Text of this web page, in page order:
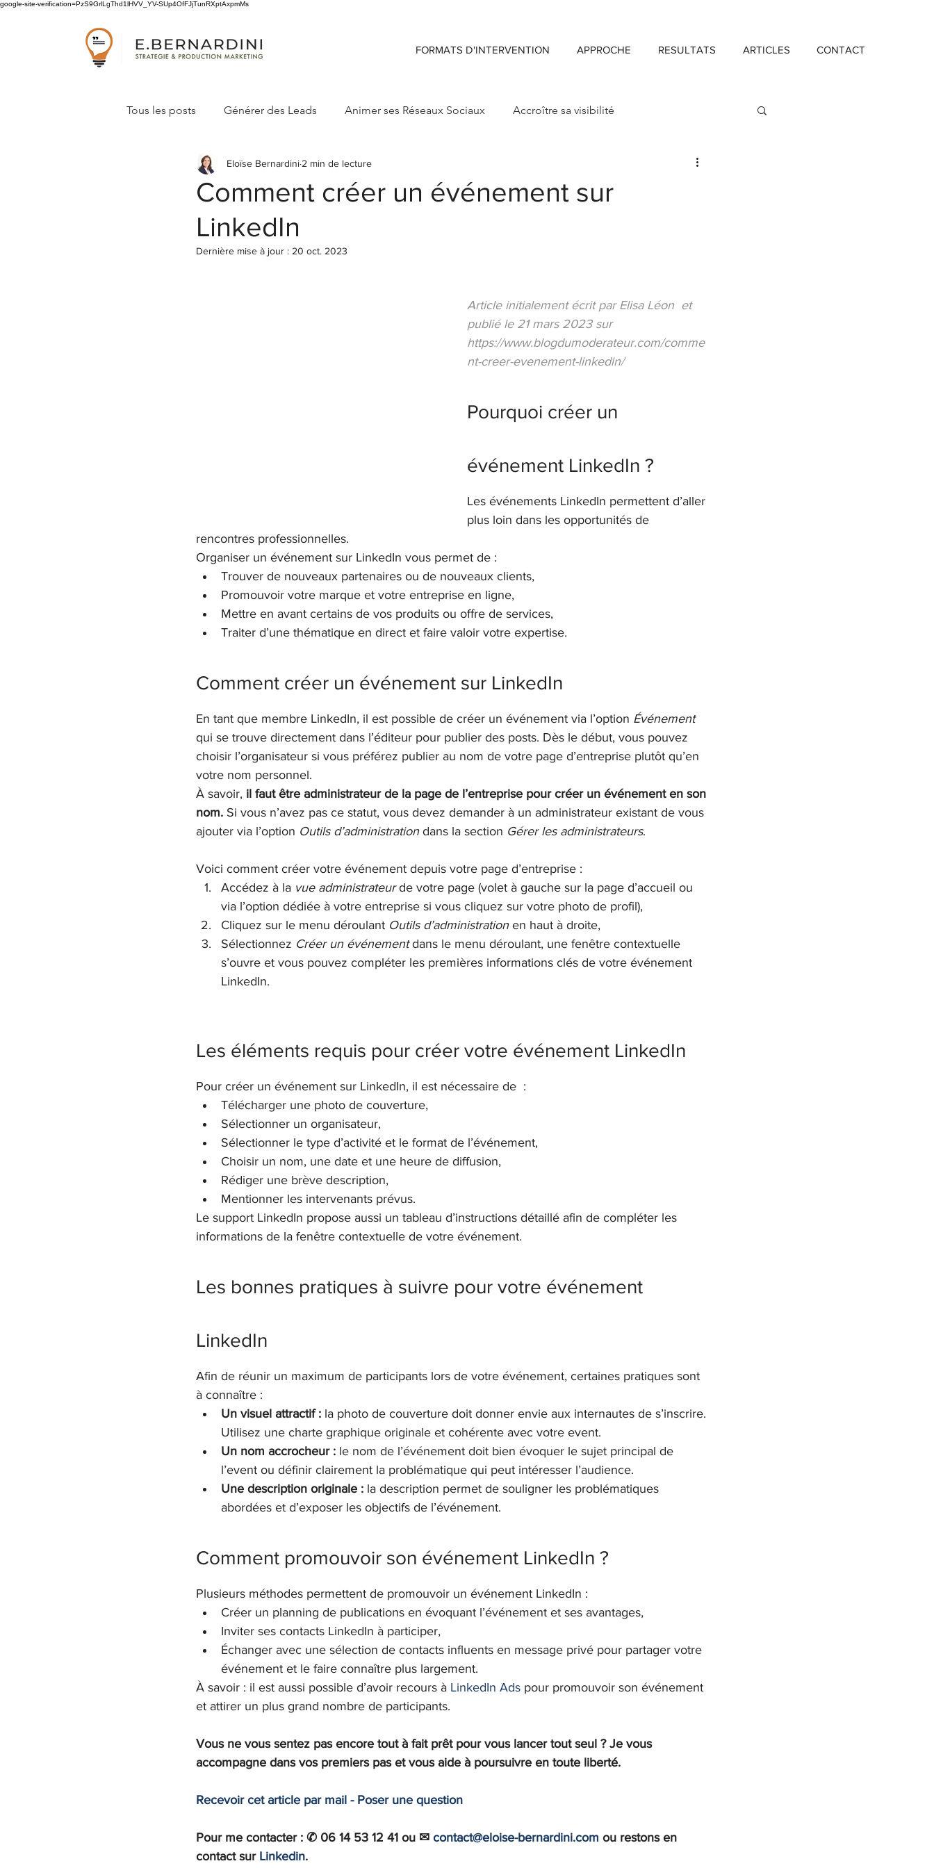
google-site-verification=PzS9GrlLgThd1lHVV_YV-SUp4OfFJjTunRXptAxpmMs
FORMATS D'INTERVENTION APPROCHE RESULTATS ARTICLES CONTACT
Tous les posts Générer des Leads Animer ses Réseaux Sociaux Accroître sa visibilité
Concevoir sa stratégie marketing Créer sa Marque d'enseigne
Comment créer un événement sur
LinkedIn
Eloïse Bernardini 2 min de lecture
Dernière mise à jour : 20 oct. 2023
Article initialement écrit par Elisa Léon  et
publié le 21 mars 2023 sur
https://www.blogdumoderateur.com/comme
nt-creer-evenement-linkedin/
Pourquoi créer un
événement LinkedIn ?
Les événements LinkedIn permettent d’aller
plus loin dans les opportunités de
rencontres professionnelles.
Organiser un événement sur LinkedIn vous permet de :
Trouver de nouveaux partenaires ou de nouveaux clients,
Promouvoir votre marque et votre entreprise en ligne,
Mettre en avant certains de vos produits ou offre de services,
Traiter d’une thématique en direct et faire valoir votre expertise.
Comment créer un événement sur LinkedIn
En tant que membre LinkedIn, il est possible de créer un événement via l’option Événement
qui se trouve directement dans l’éditeur pour publier des posts. Dès le début, vous pouvez
choisir l’organisateur si vous préférez publier au nom de votre page d’entreprise plutôt qu’en
votre nom personnel.
À savoir, il faut être administrateur de la page de l’entreprise pour créer un événement en son
nom. Si vous n’avez pas ce statut, vous devez demander à un administrateur existant de vous
ajouter via l’option Outils d’administration dans la section Gérer les administrateurs.
Voici comment créer votre événement depuis votre page d’entreprise :
Accédez à la vue administrateur de votre page (volet à gauche sur la page d’accueil ou
via l’option dédiée à votre entreprise si vous cliquez sur votre photo de profil),
Cliquez sur le menu déroulant Outils d’administration en haut à droite,
Sélectionnez Créer un événement dans le menu déroulant, une fenêtre contextuelle
s’ouvre et vous pouvez compléter les premières informations clés de votre événement
LinkedIn.
Les éléments requis pour créer votre événement LinkedIn
Pour créer un événement sur LinkedIn, il est nécessaire de  :
Télécharger une photo de couverture,
Sélectionner un organisateur,
Sélectionner le type d’activité et le format de l’événement,
Choisir un nom, une date et une heure de diffusion,
Rédiger une brève description,
Mentionner les intervenants prévus.
Le support LinkedIn propose aussi un tableau d’instructions détaillé afin de compléter les
informations de la fenêtre contextuelle de votre événement.
Les bonnes pratiques à suivre pour votre événement
LinkedIn
Afin de réunir un maximum de participants lors de votre événement, certaines pratiques sont
à connaître :
Un visuel attractif : la photo de couverture doit donner envie aux internautes de s’inscrire.
Utilisez une charte graphique originale et cohérente avec votre event.
Un nom accrocheur : le nom de l’événement doit bien évoquer le sujet principal de
l’event ou définir clairement la problématique qui peut intéresser l’audience.
Une description originale : la description permet de souligner les problématiques
abordées et d’exposer les objectifs de l’événement.
Comment promouvoir son événement LinkedIn ?
Plusieurs méthodes permettent de promouvoir un événement LinkedIn :
Créer un planning de publications en évoquant l’événement et ses avantages,
Inviter ses contacts LinkedIn à participer,
Échanger avec une sélection de contacts influents en message privé pour partager votre
événement et le faire connaître plus largement.
À savoir : il est aussi possible d’avoir recours à LinkedIn Ads pour promouvoir son événement
et attirer un plus grand nombre de participants.
Vous ne vous sentez pas encore tout à fait prêt pour vous lancer tout seul ? Je vous
accompagne dans vos premiers pas et vous aide à poursuivre en toute liberté.
Recevoir cet article par mail - Poser une question
Pour me contacter : ✆ 06 14 53 12 41 ou ✉ contact@eloise-bernardini.com ou restons en
contact sur Linkedin.